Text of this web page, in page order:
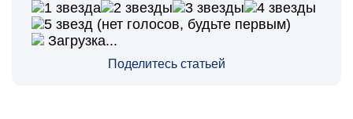
Поделитесь статьей
(нет голосов, будьте первым)
Загрузка...